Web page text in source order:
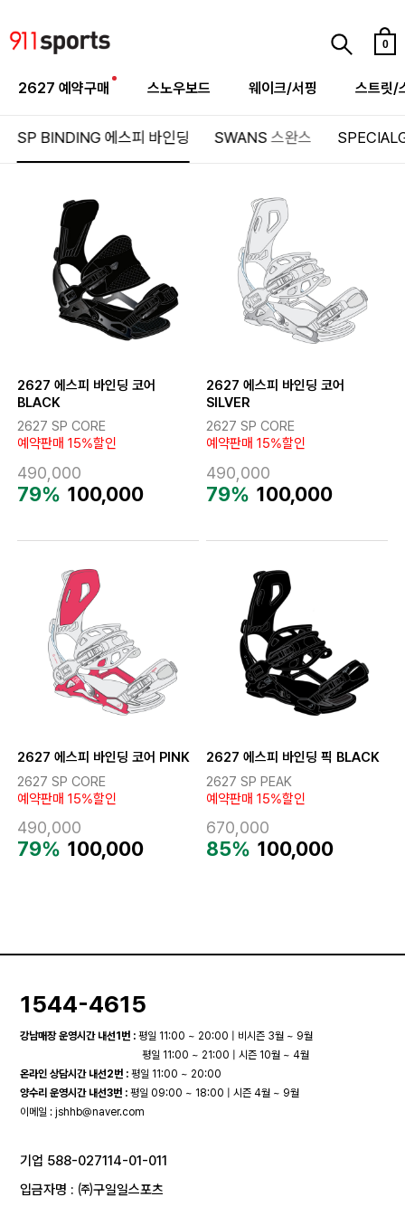
0
2627 예약구매 스노우보드 웨이크/서핑 스트릿/
SP BINDING 에스피 바인딩 SWANS 스완스
2627 에스피 바인딩 코어
BLACK
2627 SP CORE
예약판매 15%할인
490,000
79% 100,000
2627 에스피 바인딩 코어
SILVER
2627 SP CORE
예약판매 15%할인
490,000
79% 100,000
2627 에스피 바인딩 코어 PINK
2627 SP CORE
예약판매 15%할인
490,000
79% 100,000
2627 에스피 바인딩 픽 BLACK
2627 SP PEAK
예약판매 15%할인
670,000
85% 100,000
1544-4615
강남매장 운영시간 내선1번 : 평일 11:00 ~ 20:00 | 비시즌 3월 ~ 9월
평일 11:00 ~ 21:00 | 시즌 10월 ~ 4월
온라인 상담시간 내선2번 : 평일 11:00 ~ 20:00
양수리 운영시간 내선3번 : 평일 09:00 ~ 18:00 | 시즌 4월 ~ 9월
이메일 :jshhb@naver.com
기업 588-027114-01-011
입금자명 : ㈜구일일스포츠